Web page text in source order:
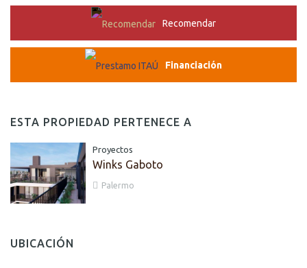
Recomendar
Financiación
ESTA PROPIEDAD PERTENECE A
Proyectos
Winks Gaboto
Palermo
UBICACIÓN